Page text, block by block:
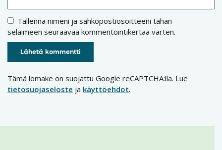
Tallenna nimeni ja sähköpostiosoitteeni tähän
selaimeen seuraavaa kommentointikertaa varten.
Tämä lomake on suojattu Google reCAPTCHA:lla. Lue
tietosuojaseloste ja käyttöehdot.